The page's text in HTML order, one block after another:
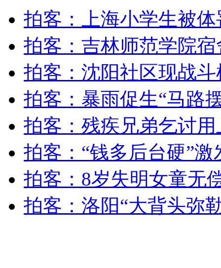
佛山：突发煤气爆炸 女子欲跳楼求生
山西运城恶犬咬伤多人 警民合力深夜将其击毙
女孩北京地铁殴打老人 痛下狠手拳打脚踢
无痛分娩是否安全 医生回应
拍客：上海小学生被
拍客：吉林师范学院
拍客：沈阳社区现战
拍客：暴雨促生“马路
拍客：残疾兄弟乞讨
拍客：“钱多后台硬”
拍客：8岁失明女童无
拍客：洛阳“大背头弥